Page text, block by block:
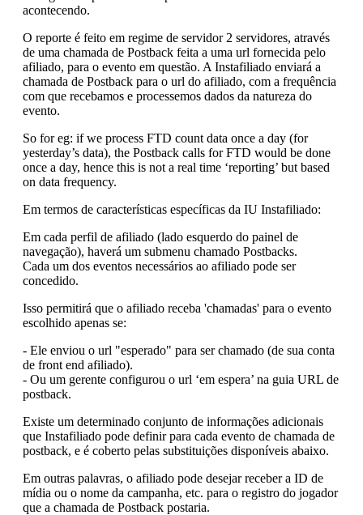
acontecendo.
O reporte é feito em regime de servidor 2 servidores, através
de uma chamada de Postback feita a uma url fornecida pelo
afiliado, para o evento em questão. A Instafiliado enviará a
chamada de Postback para o url do afiliado, com a frequência
com que recebamos e processemos dados da natureza do
evento.
So for eg: if we process FTD count data once a day (for
yesterday’s data), the Postback calls for FTD would be done
once a day, hence this is not a real time ‘reporting’ but based
on data frequency.
Em termos de características específicas da IU Instafiliado:
Em cada perfil de afiliado (lado esquerdo do painel de
navegação), haverá um submenu chamado Postbacks.
Cada um dos eventos necessários ao afiliado pode ser
concedido.
Isso permitirá que o afiliado receba 'chamadas' para o evento
escolhido apenas se:
- Ele enviou o url "esperado" para ser chamado (de sua conta
de front end afiliado).
- Ou um gerente configurou o url ‘em espera’ na guia URL de
postback.
Existe um determinado conjunto de informações adicionais
que Instafiliado pode definir para cada evento de chamada de
postback, e é coberto pelas substituições disponíveis abaixo.
Em outras palavras, o afiliado pode desejar receber a ID de
mídia ou o nome da campanha, etc. para o registro do jogador
que a chamada de Postback postaria.